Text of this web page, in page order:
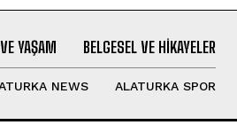
YAŞAM BELGESEL VE HIKAYELER
NEWS ALATURKA SPOR